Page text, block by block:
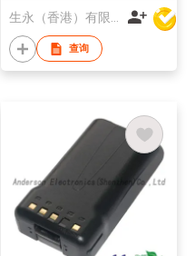
生永（香港）有限公司
查询